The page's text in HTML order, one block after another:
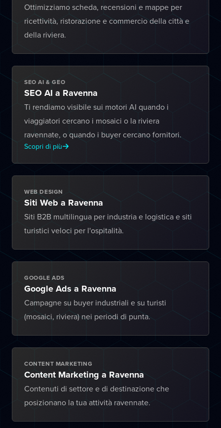
Ottimizziamo scheda, recensioni e mappe per
ricettività, ristorazione e commercio della città e
della riviera.
SEO AI & GEO
SEO AI a Ravenna
Ti rendiamo visibile sui motori AI quando i
viaggiatori cercano i mosaici o la riviera
ravennate, o quando i buyer cercano fornitori.
Scopri di più
WEB DESIGN
Siti Web a Ravenna
Siti B2B multilingua per industria e logistica e siti
turistici veloci per l'ospitalità.
GOOGLE ADS
Google Ads a Ravenna
Campagne su buyer industriali e su turisti
(mosaici, riviera) nei periodi di punta.
CONTENT MARKETING
Content Marketing a Ravenna
Contenuti di settore e di destinazione che
posizionano la tua attività ravennate.